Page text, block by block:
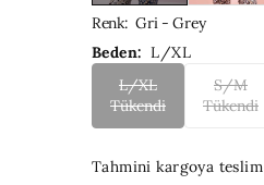
Renk:Gri - Grey
Beden: L/XL
L/XL
Tükendi
S/M
Tükendi
Tahmini kargoya teslim